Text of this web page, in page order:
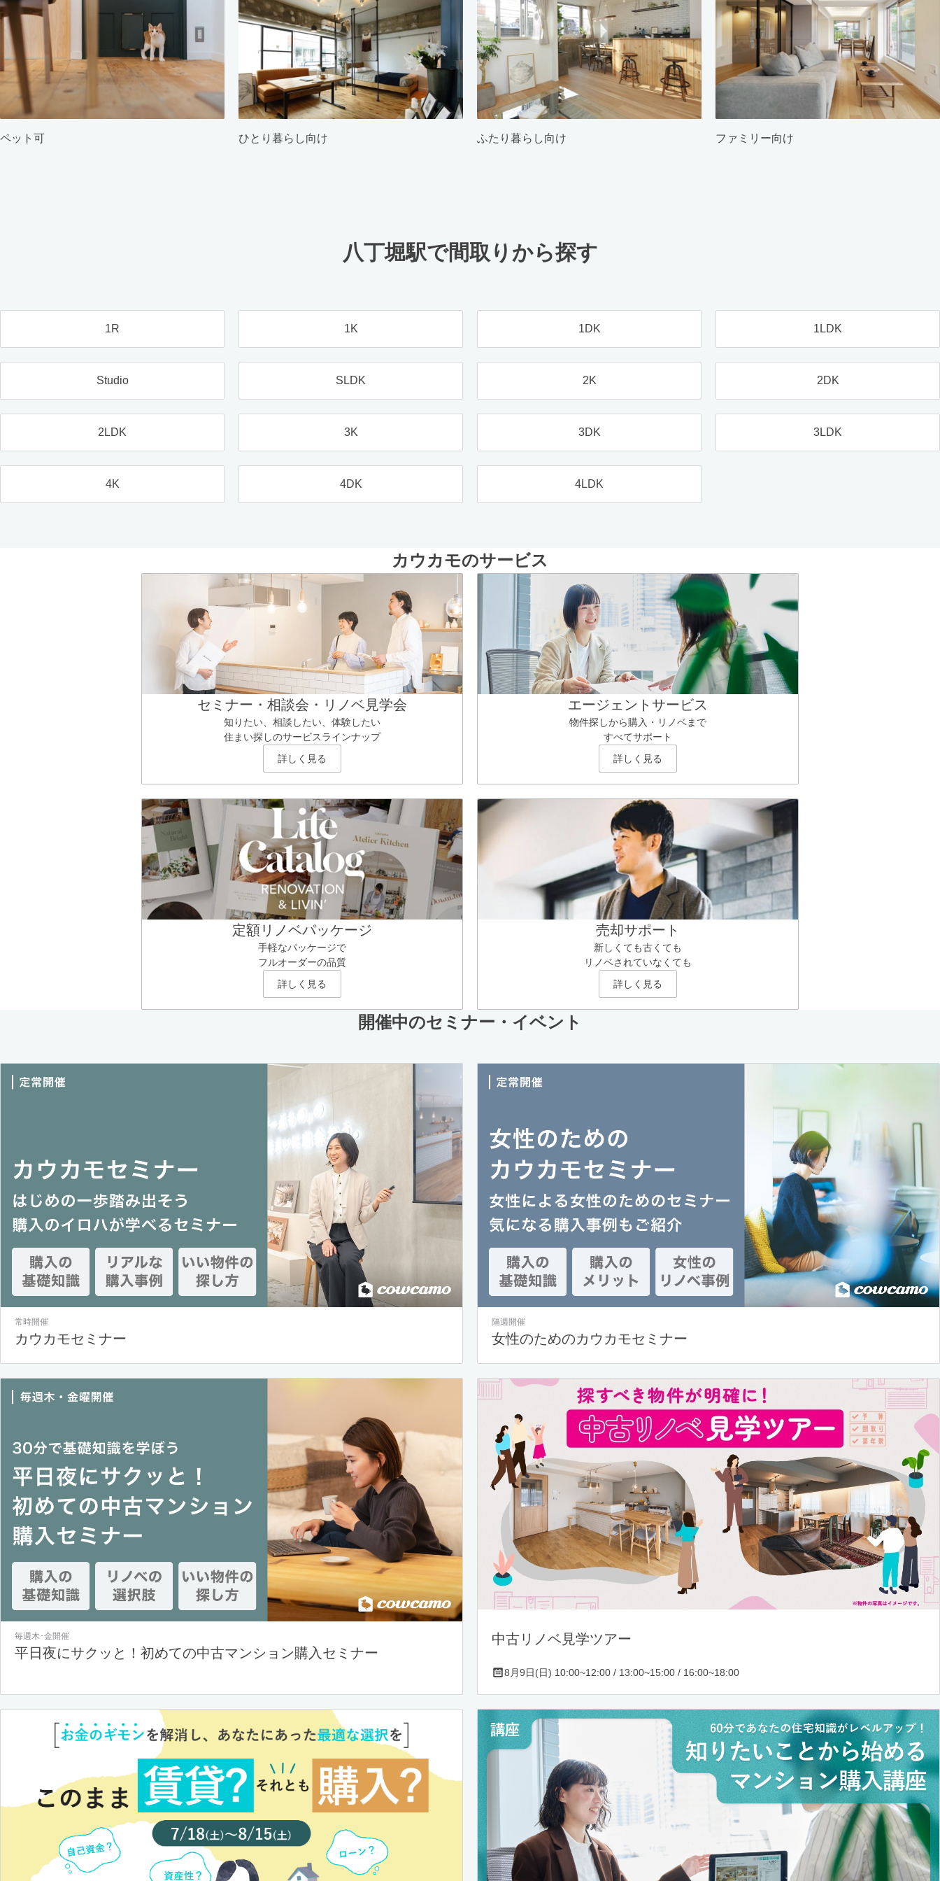
ペット可 ひとり暮らし向け ふたり暮らし向け ファミリー向け
八丁堀駅で間取りから探す
1R 1K 1DK 1LDK
Studio SLDK 2K 2DK
2LDK 3K 3DK 3LDK
4K 4DK 4LDK
カウカモのサービス
セミナー・相談会・リノベ見学会
知りたい、相談したい、体験したい
住まい探しのサービスラインナップ
詳しく見る
エージェントサービス
物件探しから購入・リノベまで
すべてサポート
詳しく見る
定額リノベパッケージ
手軽なパッケージで
フルオーダーの品質
詳しく見る
売却サポート
新しくても古くても
リノベされていなくても
詳しく見る
開催中のセミナー・イベント
常時開催
カウカモセミナー
隔週開催
女性のためのカウカモセミナー
毎週木･金開催
平日夜にサクッと！初めての中古マンション購入セミナー
中古リノベ見学ツアー
8月9日(日) 10:00~12:00 / 13:00~15:00 / 16:00~18:00